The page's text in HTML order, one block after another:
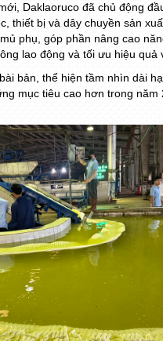
Daklaoruco đã chủ động
thiết bị và dây chuyền sản
phụ, góp phần nâng cao
lao động và tối ưu hiệu quả
bản, thể hiện tầm nhìn dài
mục tiêu cao hơn trong năm